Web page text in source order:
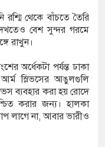
রশ্মি থেকে বাঁচতে তৈরি
বেশ সুন্দর গরমে
রাখুন।
অর্ধেকটা পর্যন্ত ঢাকা
স্লিভসের আঙুলগুলি
ব্যবহার করা হয় রোদে
করার জন্য। হালকা
লাগে না, আবার ভারীও